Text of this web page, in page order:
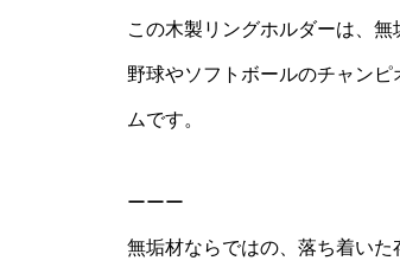
この木製リングホルダーは、
野球やソフトボールのチャン
ムです。
ーーー
無垢材ならではの、落ち着いた